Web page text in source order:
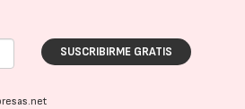
SUSCRIBIRME GRATIS